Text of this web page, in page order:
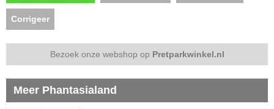
Corrigeer
Bezoek onze webshop op Pretparkwinkel.nl
Meer Phantasialand